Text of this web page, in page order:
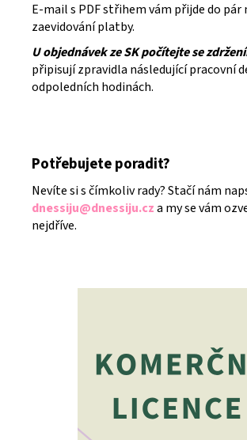
E-mail s PDF střihem vám přijde do pár
zaevidování platby.
U objednávek ze SK počítejte se
připisují zpravidla následující pracovní
odpoledních hodinách.
Potřebujete poradit?
Nevíte si s čímkoliv rady? Stačí nám
dnessiju@dnessiju.cza my se vám
nejdříve.